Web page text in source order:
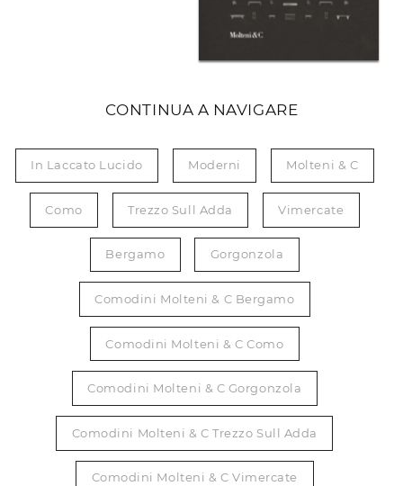
CONTINUA A NAVIGARE
In Laccato Lucido Moderni Molteni & C
Como Trezzo Sull Adda Vimercate
Bergamo Gorgonzola
Comodini Molteni & C Bergamo
Comodini Molteni & C Como
Comodini Molteni & C Gorgonzola
Comodini Molteni & C Trezzo Sull Adda
Comodini Molteni & C Vimercate